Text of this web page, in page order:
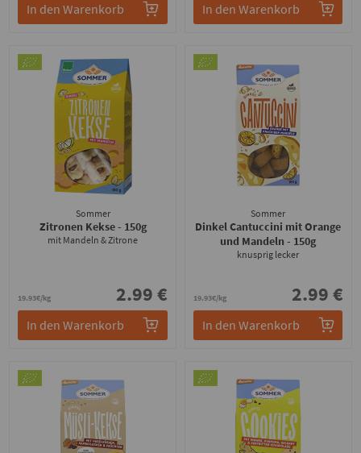
In den Warenkorb In den Warenkorb
Sommer
Zitronen Kekse- 150g
mit Mandeln & Zitrone
19.93€/kg 2.99 €
In den Warenkorb
Sommer
Dinkel Cantuccini mit Orange
und Mandeln- 150g
knusprig lecker
19.93€/kg 2.99 €
In den Warenkorb